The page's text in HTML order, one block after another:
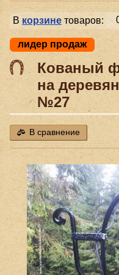
В корзинетоваров:
лидер продаж
Кованый
на
№27
В сравнение